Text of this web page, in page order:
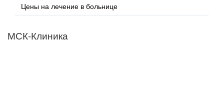
Цены на лечение в больнице
МСК-Клиника